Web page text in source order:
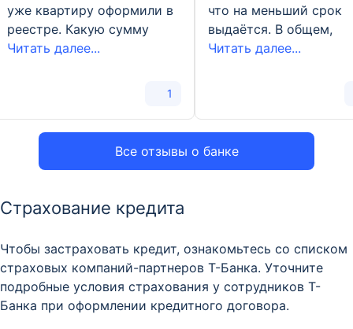
Все отзывы о банке
уже квартиру оформили в
реестре. Какую сумму
Читать далее...
1
что на меньший срок
выдаётся. В общем,
Читать далее...
Страхование кредита
Чтобы застраховать кредит, ознакомьтесь со списком
страховых компаний-партнеров Т-Банка. Уточните
подробные условия страхования у сотрудников Т-
Банка при оформлении кредитного договора.